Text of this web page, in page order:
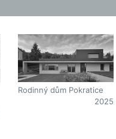
Rodinný dům Pokratice
2025